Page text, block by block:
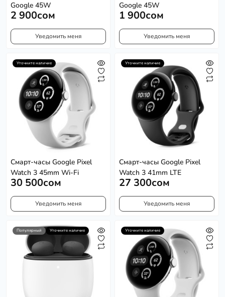
Google 45W
2 900сом
Уведомить меня
Google 45W
1 900сом
Уведомить меня
Уточните наличие
Смарт-часы Google Pixel
Watch 3 45mm Wi-Fi
30 500сом
Уведомить меня
Уточните наличие
Смарт-часы Google Pixel
Watch 3 41mm LTE
27 300сом
Уведомить меня
Популярный Уточните наличие Уточните наличие